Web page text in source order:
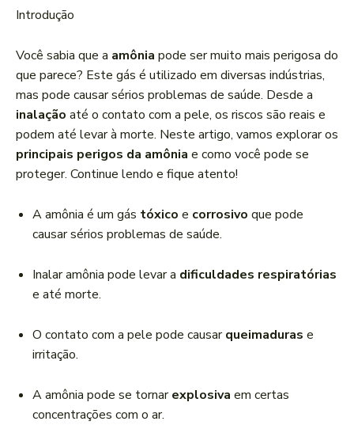
d
r
d
e
á
u
d
i
Introdução
Você sabia que a amônia pode ser muito mais perigosa do
que parece? Este gás é utilizado em diversas indústrias,
mas pode causar sérios problemas de saúde. Desde a
inalação até o contato com a pele, os riscos são reais e
podem até levar à morte. Neste artigo, vamos explorar os
principais perigos da amônia e como você pode se
proteger. Continue lendo e fique atento!
A amônia é um gás tóxico e corrosivo que pode
causar sérios problemas de saúde.
Inalar amônia pode levar a dificuldades respiratórias
e até morte.
O contato com a pele pode causarqueimaduras e
irritação.
A amônia pode se tornarexplosiva em certas
concentrações com o ar.